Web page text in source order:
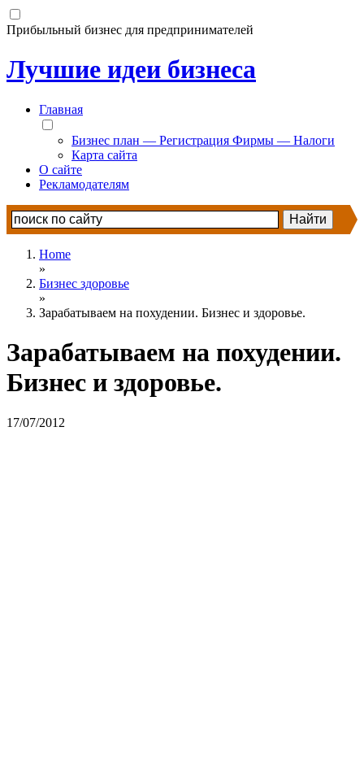
Прибыльный бизнес для предпринимателей
Лучшие идеи бизнеса
Главная
Бизнес план — Регистрация Фирмы — Налоги
Карта сайта
О сайте
Рекламодателям
Home
»
Бизнес здоровье
»
Зарабатываем на похудении. Бизнес и здоровье.
Зарабатываем на похудении.
Бизнес и здоровье.
17/07/2012